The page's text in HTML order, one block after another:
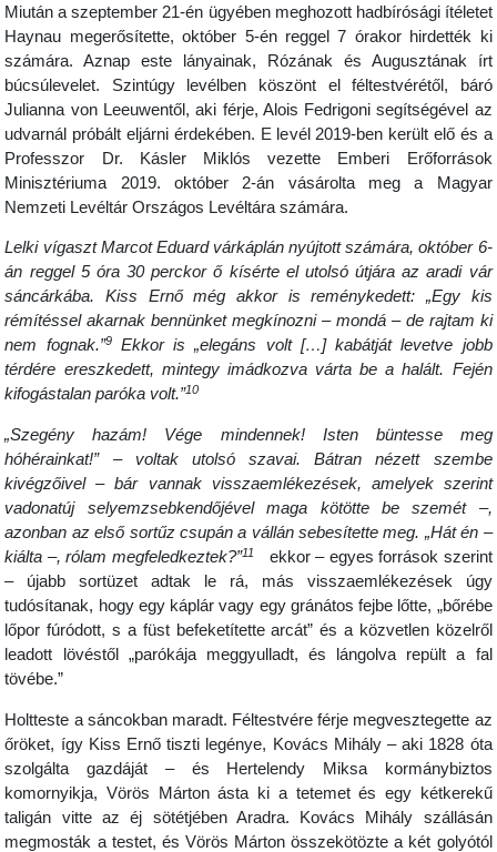
Miután a szeptember 21-én ügyében meghozott hadbírósági ítéletet
Haynau megerősítette, október 5-én reggel 7 órakor hirdették ki
számára. Aznap este lányainak, Rózának és Augusztának írt
búcsúlevelet. Szintúgy levélben köszönt el féltestvérétől, báró
Julianna von Leeuwentől, aki férje, Alois Fedrigoni segítségével az
udvarnál próbált eljárni érdekében. E levél 2019-ben került elő és a
Professzor Dr. Kásler Miklós vezette Emberi Erőforrások
Minisztériuma 2019. október 2-án vásárolta meg a Magyar
Nemzeti Levéltár Országos Levéltára számára.
Lelki vígaszt Marcot Eduard várkáplán nyújtott számára, október 6-
án reggel 5 óra 30 perckor ő kísérte el utolsó útjára az aradi vár
sáncárkába. Kiss Ernő még akkor is reménykedett: „Egy kis
rémítéssel akarnak bennünket megkínozni – mondá – de rajtam ki
nem fognak.”9Ekkor is „elegáns volt […] kabátját levetve jobb
térdére ereszkedett, mintegy imádkozva várta be a halált. Fején
kifogástalan paróka volt.”10
„Szegény hazám! Vége mindennek! Isten büntesse meg
hóhérainkat!” – voltak utolsó szavai. Bátran nézett szembe
kivégzőivel – bár vannak visszaemlékezések, amelyek szerint
vadonatúj selyemzsebkendőjével maga kötötte be szemét –,
azonban az első sortűz csupán a vállán sebesítette meg. „Hát én –
kiálta –, rólam megfeledkeztek?”11
ekkor – egyes források szerint
– újabb sortüzet adtak le rá, más visszaemlékezések úgy
tudósítanak, hogy egy káplár vagy egy gránátos fejbe lőtte, „bőrébe
lőpor fúródott, s a füst befeketítette arcát” és a közvetlen közelről
leadott lövéstől „parókája meggyulladt, és lángolva repült a fal
tövébe.”
Holtteste a sáncokban maradt. Féltestvére férje megvesztegette az
őröket, így Kiss Ernő tiszti legénye, Kovács Mihály – aki 1828 óta
szolgálta gazdáját – és Hertelendy Miksa kormánybiztos
komornyikja, Vörös Márton ásta ki a tetemet és egy kétkerekű
taligán vitte az éj sötétjében Aradra. Kovács Mihály szállásán
megmosták a testet, és Vörös Márton összekötözte a két golyótól